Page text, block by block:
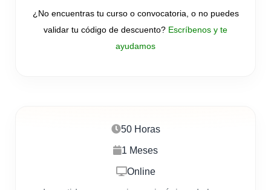
50 Horas
1 Meses
Online
¿No encuentras tu curso o convocatoria, o no puedes
validar tu código de descuento? Escríbenos y te
ayudamos